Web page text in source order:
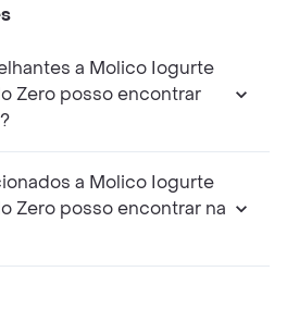
a Molico Iogurte
Zero posso encontrar
a Molico Iogurte
Zero posso encontrar na